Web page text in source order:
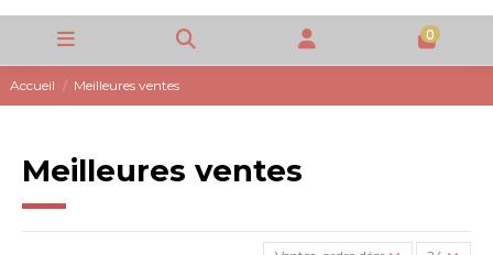
0
Accueil Meilleures ventes
Meilleures ventes